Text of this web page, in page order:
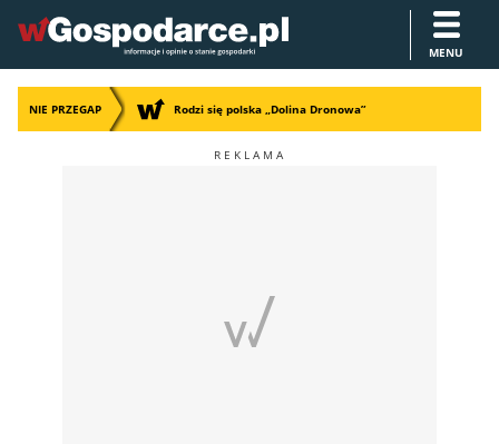
MENU
NIE PRZEGAP Rodzi się polska „Dolina Dronowa”